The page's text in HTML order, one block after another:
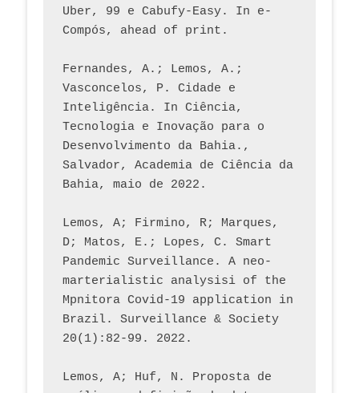
Uber, 99 e Cabufy-Easy. In e-
Compós, ahead of print.
Fernandes, A.; Lemos, A.;
Vasconcelos, P. Cidade e
Inteligência. In Ciência,
Tecnologia e Inovação para o
Desenvolvimento da Bahia.,
Salvador, Academia de Ciência da
Bahia, maio de 2022.
Lemos, A; Firmino, R; Marques,
D; Matos, E.; Lopes, C. Smart
Pandemic Surveillance. A neo-
marterialistic analysisi of the
Mpnitora Covid-19 application in
Brazil. Surveillance & Society
20(1):82-99. 2022.
Lemos, A; Huf, N. Proposta de